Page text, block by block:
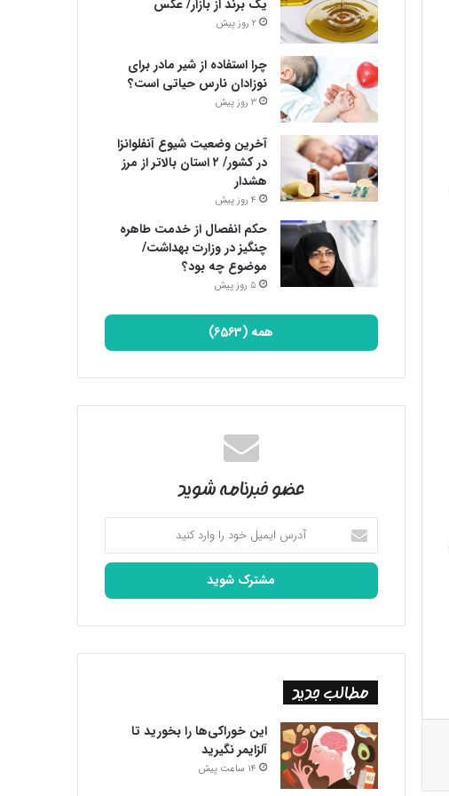
یک برند از بازار/ عکس
2 روز پیش
چرا استفاده از شیر مادر برای
نوزادان نارس حیاتی است؟
3 روز پیش
آخرین وضعیت شیوع آنفلوانزا
در کشور/ ۲ استان بالاتر از مرز
هشدار
4 روز پیش
حکم انفصال از خدمت طاهره
چنگیز در وزارت بهداشت/
موضوع چه بود؟
5 روز پیش
همه (6563)
عضو خبرنامه شوید
آدرس
ایمیل
خود
وارد
مطالب جدید
این خوراکی‌ها را بخورید تا
آلزایمر نگیرید
14 ساعت پیش